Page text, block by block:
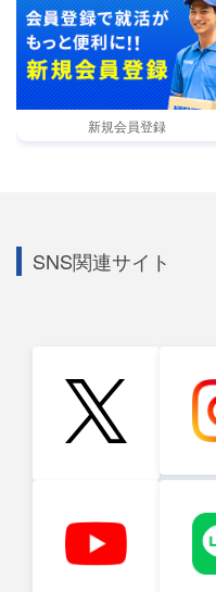
新規会員登録
SNS関連サイト